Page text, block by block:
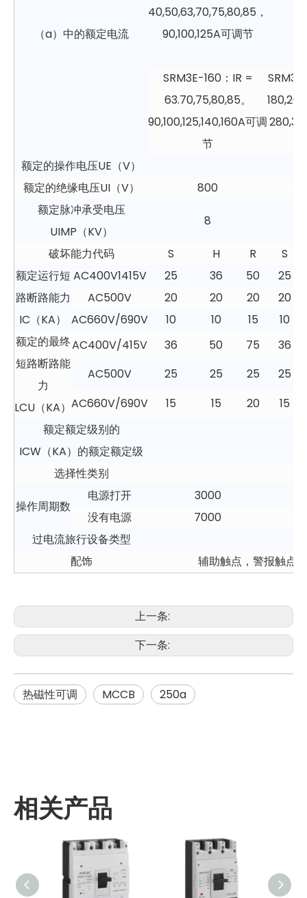
（a）中的额定电流
40,50,63,70,75,80,85，
90,100,125A可调节
SRM3E-160：IR =
63.70,75,80,85。
90,100,125,140,​​160A可调
节
额定的操作电压UE（V）
额定的绝缘电压UI（V）
800
额定脉冲承受电压
UIMP（KV）
8
破坏能力代码 S H R
S
额定运行短
路断路能力
IC（KA）
AC400V1415V 25 36 50
25
AC500V
20 20 20
20
AC660V/690V
10 10 15
10
额定的最终
短路断路能
力
LCU（KA）
AC400V/415V 36 50 75
36
AC500V
25 25 25
25
AC660V/690V
15 15 20
15
额定额定级别的
ICW（KA）的额定额定级
选择性类别
操作周期数
电源打开 3000
没有电源
7000
过电流旅行设备类型
配饰
辅助触点，警报触点
上一条:
下一条:
热磁性可调 MCCB 250a
相关产品